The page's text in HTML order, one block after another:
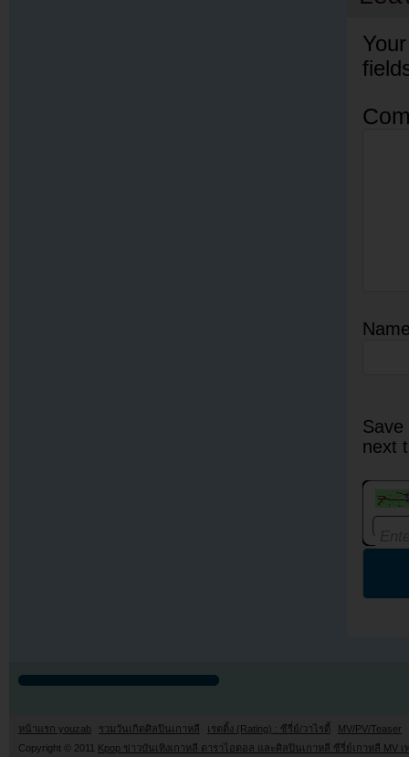
next
หน้าแรก youzab รวมวันเกิดศิลปินเกาหลี เรตติ้ง (Rating) : ซีรี่ย์/วาไรตี้
MV/PV/Teaser
Copyright © 2011
Kpop ข่าวบันเทิงเกาหลี ดาราไอดอล และศิลปินเกาหลี ซีรี่ย์เกาหลี MV